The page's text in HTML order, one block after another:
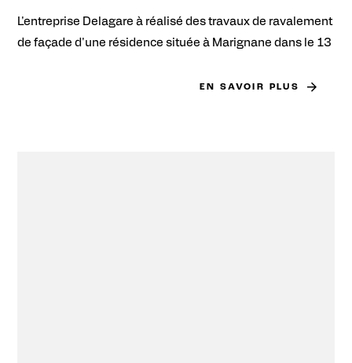
L'entreprise Delagare à réalisé des travaux de ravalement
de façade d'une résidence située à Marignane dans le 13
EN SAVOIR PLUS